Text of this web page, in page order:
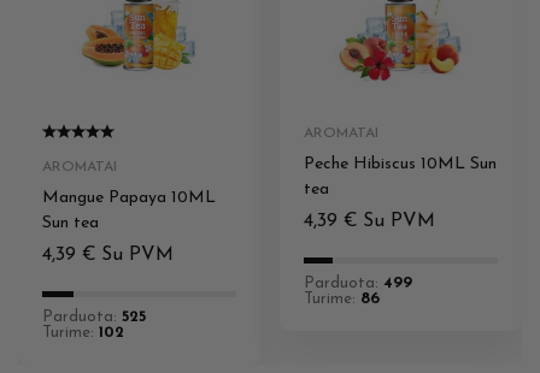
AROMATAI
Mangue Papaya 10ML
Sun tea
4,39 € Su PVM
Parduota: 525
Turime: 102
AROMATAI
Peche Hibiscus 10ML Sun
tea
4,39 € Su PVM
Parduota: 499
Turime: 86